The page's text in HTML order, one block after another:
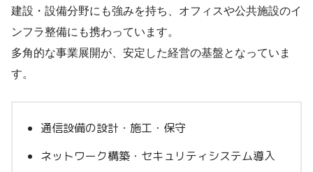
建設・設備分野にも強みを持ち、オフィスや公共施設のイ
ンフラ整備にも携わっています。
多角的な事業展開が、安定した経営の基盤となっていま
す。
通信設備の設計・施工・保守
ネットワーク構築・セキュリティシステム導入